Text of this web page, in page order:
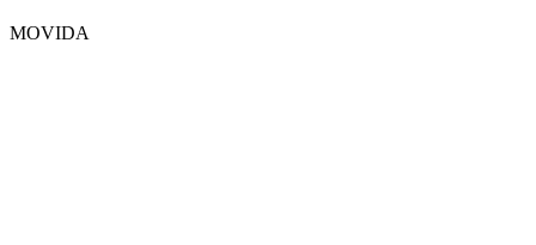
MOVIDA